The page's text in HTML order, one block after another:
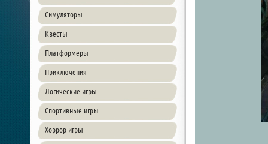
Симуляторы
Квесты
Платформеры
Приключения
Логические игры
Спортивные игры
Хоррор игры